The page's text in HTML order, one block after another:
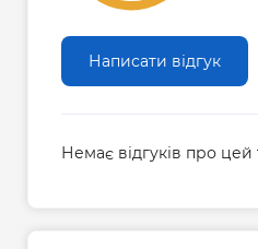
Написати відгук
Немає відгуків про цей